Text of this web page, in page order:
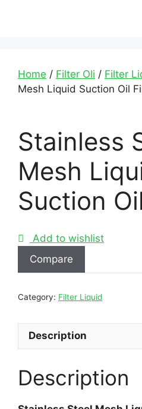
Home / Filter Oli / Filter
Mesh Liquid Suction Oil
Stainless
Mesh
Suction
Add to wishlist
Compare
Category: Filter Liquid
Description
Description